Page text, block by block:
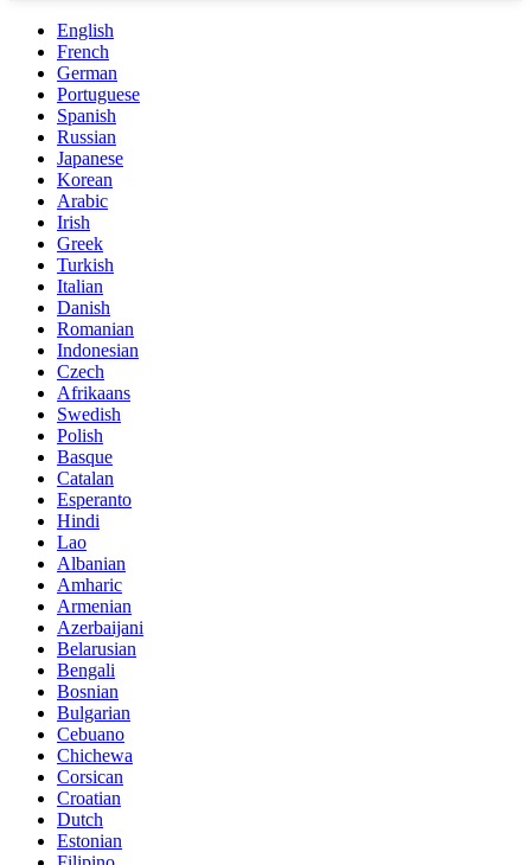
English
French
German
Portuguese
Spanish
Russian
Japanese
Korean
Arabic
Irish
Greek
Turkish
Italian
Danish
Romanian
Indonesian
Czech
Afrikaans
Swedish
Polish
Basque
Catalan
Esperanto
Hindi
Lao
Albanian
Amharic
Armenian
Azerbaijani
Belarusian
Bengali
Bosnian
Bulgarian
Cebuano
Chichewa
Corsican
Croatian
Dutch
Estonian